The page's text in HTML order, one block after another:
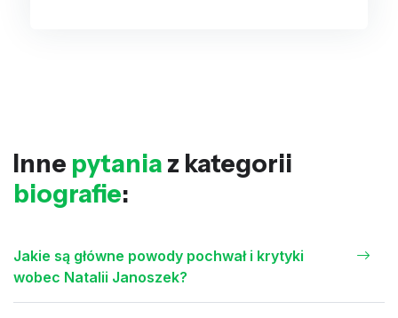
Inne pytania z kategorii
biografie:
Jakie są główne powody pochwał i krytyki
wobec Natalii Janoszek?